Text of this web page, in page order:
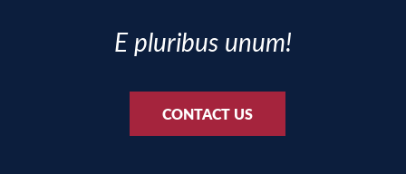
E pluribus unum!
CONTACT US